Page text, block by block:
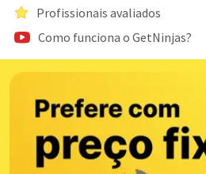
Profissionais avaliados
Como funciona o GetNinjas?